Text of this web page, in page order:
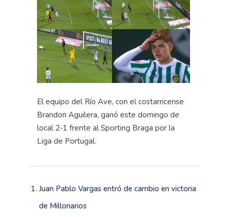
El equipo del Río Ave, con el costarricense
Brandon Aguilera, ganó este domingo de
local 2-1 frente al Sporting Braga por la
Liga de Portugal.
Juan Pablo Vargas entró de cambio en victoria
de Millonarios